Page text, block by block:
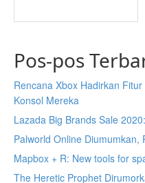
Pos-pos
Rencana Xbox Hadirkan
Konsol Mereka
Lazada Big Brands Sale
Palworld Online Diumumkan,
Mapbox + R: New tools for
The Heretic Prophet